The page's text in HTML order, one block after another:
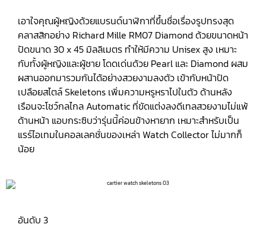
เอาใจคุณผู้หญิงด้วยแบรนด์นาฬิกาที่ขึ้นชื่อเรื่องรูปทรงสุด
คลาสสิกอย่าง Richard Mille RM07 Diamond ด้วยขนาดหน้า
ปัดขนาด 30 x 45 มิลลิเมตร ทำให้มีความ Unisex สูง เหมาะ
กับทั้งผู้หญิงและผู้ชาย โดดเด่นด้วย Pearl และ Diamond ผสม
ผสานออกมารวมกันได้อย่างสวยงามลงตัว เข้ากับหน้าปัด
เปลือยสไตล์ Skeletons เพิ่มความหรูหราไปในตัว ด้านหลัง
เรือนจะโชว์กลไกล Automatic ที่ขัดแต่งลงดีเทลสวยงามไม่แพ้
ด้านหน้า แอบกระซิบว่ารุ่นนี้ค่อนข้างหายาก เหมาะสำหรับเป็น
แรร์ไอเทมในคอลเลคชั่นของเหล่า Watch Collector ไม่มากก็
น้อย
อันดับ 3